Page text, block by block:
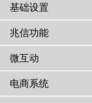
基础设置
兆信功能
微互动
电商系统